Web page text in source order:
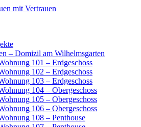
– Domizil am Wilhelmsgarten
101 – Erdgeschoss
102 – Erdgeschoss
103 – Erdgeschoss
104 – Obergeschoss
105 – Obergeschoss
106 – Obergeschoss
108 – Penthouse